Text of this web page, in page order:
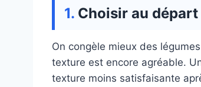
Choisir au
On congèle mieux des
texture est encore agréable.
texture moins satisfaisante